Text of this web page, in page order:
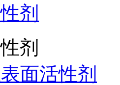
剂
剂
面活性剂